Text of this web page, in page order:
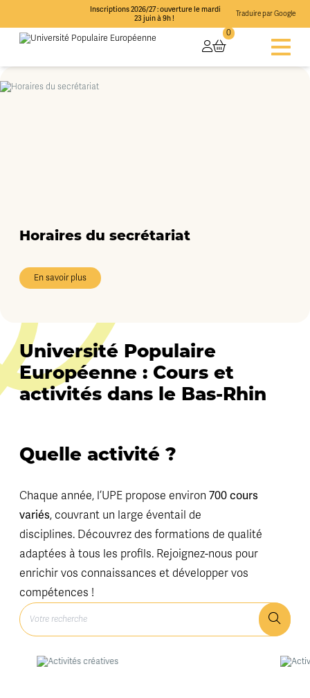
Inscriptions 2026/27 : ouverture le mardi
23 juin à 9h !
Traduire par Google
0
Horaires du secrétariat
En savoir plus
Université Populaire
Européenne : Cours et
activités dans le Bas-Rhin
Quelle activité ?
Chaque année, l’UPE propose environ 700 cours
variés, couvrant un large éventail de
disciplines. Découvrez des formations de qualité
adaptées à tous les profils. Rejoignez-nous pour
enrichir vos connaissances et développer vos
compétences !